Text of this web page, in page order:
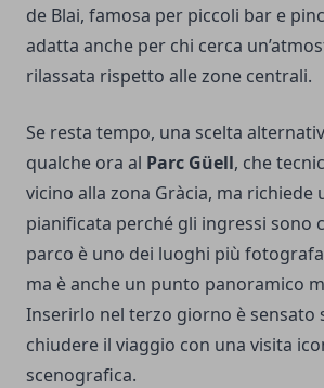
de Blai, famosa per piccoli bar e
adatta anche per chi cerca
rilassata rispetto alle zone centrali.
Se resta tempo, una scelta
qualche ora al Parc Güell, che
vicino alla zona Gràcia, ma richiede
pianificata perché gli ingressi sono
parco è uno dei luoghi più
ma è anche un punto panoramico
Inserirlo nel terzo giorno è sensato
chiudere il viaggio con una visita
scenografica.